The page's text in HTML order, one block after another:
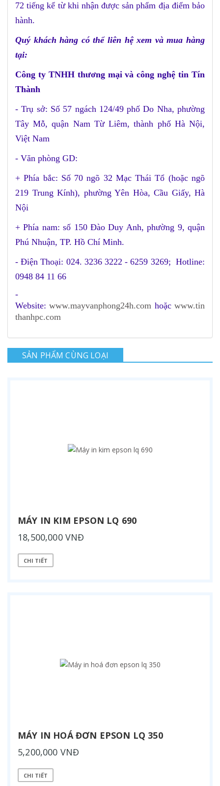
72 tiếng kể từ khi nhận được sản phẩm địa điểm bảo
hành.
Quý khách hàng có thể liên hệ xem và mua hàng
tại:
Công ty TNHH thương mại và công nghệ tin Tín
Thành
- Trụ sở: Số 57 ngách 124/49 phố Do Nha, phường
Tây Mỗ, quận Nam Từ Liêm, thành phố Hà Nội,
Việt Nam
- Văn phòng GD:
+ Phía bắc: Số 70 ngõ 32 Mạc Thái Tổ (hoặc ngõ
219 Trung Kính), phường Yên Hòa, Cầu Giấy, Hà
Nội
+ Phía nam: số 150 Đào Duy Anh, phường 9, quận
Phú Nhuận, TP. Hồ Chí Minh.
- Điện Thoại: 024. 3236 3222 - 6259 3269; Hotline:
0948 84 11 66
-
Website:www.mayvanphong24h.com hoặcwww.tin
thanhpc.com
SẢN PHẨM CÙNG LOẠI
MÁY IN KIM EPSON LQ 690
18,500,000 VNĐ
CHI TIẾT
MÁY IN HOÁ ĐƠN EPSON LQ 350
5,200,000 VNĐ
CHI TIẾT